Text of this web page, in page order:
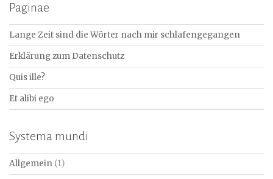
Paginae
Lange Zeit sind die Wörter nach mir schlafengegangen
Erklärung zum Datenschutz
Quis ille?
Et alibi ego
Systema mundi
Allgemein (1)